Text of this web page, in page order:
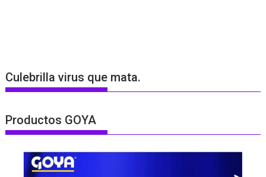
Culebrilla virus que mata.
Productos GOYA